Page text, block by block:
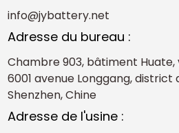
info@jybattery.net
Adresse du bureau :
Chambre 903, bâtiment Huate,
6001 avenue Longgang, district
Shenzhen, Chine
Adresse de l'usine :